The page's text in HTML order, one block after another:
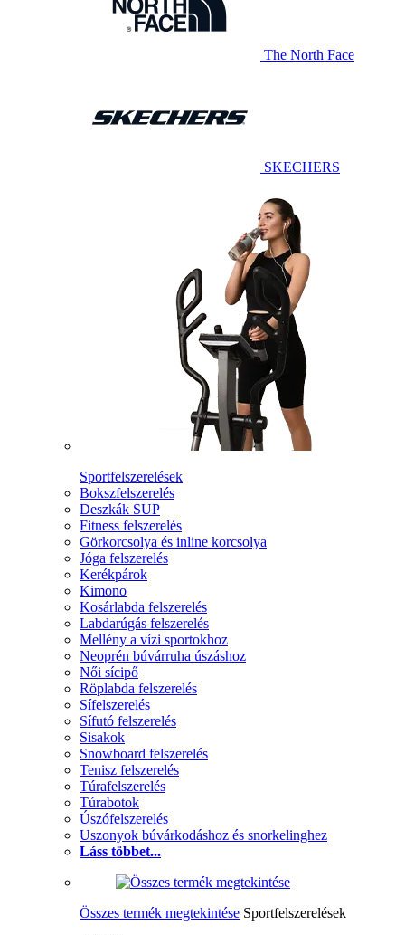
The North Face
SKECHERS
Sportfelszerelések
Bokszfelszerelés
Deszkák SUP
Fitness felszerelés
Görkorcsolya és inline korcsolya
Jóga felszerelés
Kerékpárok
Kimono
Kosárlabda felszerelés
Labdarúgás felszerelés
Mellény a vízi sportokhoz
Neoprén búvárruha úszáshoz
Női sícipő
Röplabda felszerelés
Sífelszerelés
Sífutó felszerelés
Sisakok
Snowboard felszerelés
Tenisz felszerelés
Túrafelszerelés
Túrabotok
Úszófelszerelés
Uszonyok búvárkodáshoz és snorkelinghez
Láss többet...
Összes termék megtekintése Sportfelszerelések